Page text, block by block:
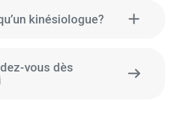
kinésiologue?
vous dès